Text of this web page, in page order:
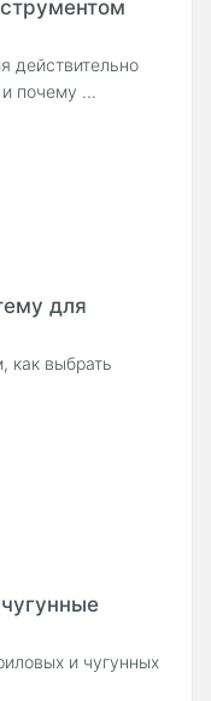
действительно
почему ...
для
как выбрать
и чугунных